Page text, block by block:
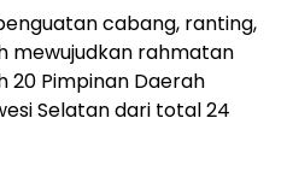
cabang, ranting,
mewujudkan rahmatan
20 Pimpinan Daerah
Selatan dari total 24